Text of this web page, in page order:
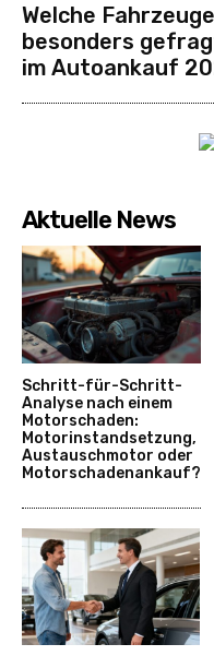
Welche
besonders
im Autoankauf
Aktuelle News
Schritt-für-Schritt-
Analyse nach einem
Motorschaden:
Motorinstandsetzung,
Austauschmotor oder
Motorschadenankauf?